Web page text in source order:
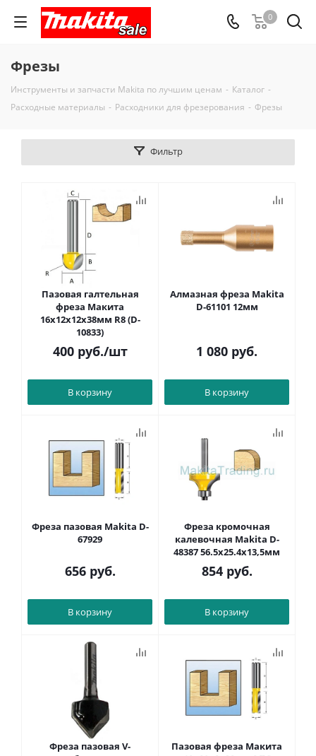
0
Фрезы
Инструменты и запчасти Makita по лучшим ценам - Каталог -
Расходные материалы - Расходники для фрезерования - Фрезы
Фильтр
Пазовая галтельная
фреза Макита
16х12х12х38мм R8 (D-
10833)
400руб./шт
В корзину
Алмазная фреза Makita
D-61101 12мм
1 080 руб.
В корзину
Фреза пазовая Makita D-
67929
656руб.
В корзину
Фреза кромочная
калевочная Makita D-
48387 56.5x25.4x13,5мм
854руб.
В корзину
Фреза пазовая V-
Пазовая фреза Макита